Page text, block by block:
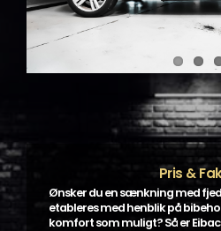
Pris &
Ønsker du en sænkning med
etableres med henblik på
komfort som muligt? Så er